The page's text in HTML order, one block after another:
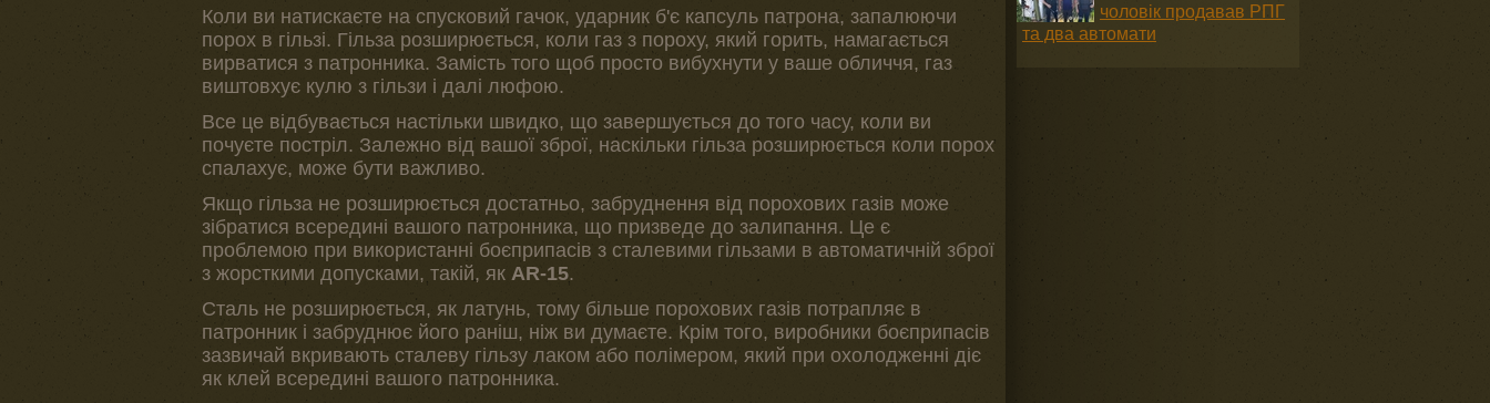
Коли ви натискаєте на спусковий гачок, ударник б'є капсуль патрона, запалюючи
порох в гільзі. Гільза розширюється, коли газ з пороху, який горить, намагається
вирватися з патронника. Замість того щоб просто вибухнути у ваше обличчя, газ
виштовхує кулю з гільзи і далі люфою.
Все це відбувається настільки швидко, що завершується до того часу, коли ви
почуєте постріл. Залежно від вашої зброї, наскільки гільза розширюється коли порох
спалахує, може бути важливо.
Якщо гільза не розширюється достатньо, забруднення від порохових газів може
зібратися всередині вашого патронника, що призведе до залипання. Це є
проблемою при використанні боєприпасів з сталевими гільзами в автоматичній зброї
з жорсткими допусками, такій, як AR-15.
Сталь не розширюється, як латунь, тому більше порохових газів потрапляє в
патронник і забруднює його раніш, ніж ви думаєте. Крім того, виробники боєприпасів
зазвичай вкривають сталеву гільзу лаком або полімером, який при охолодженні діє
як клей всередині вашого патронника.
чоловік продавав РПГ
та два автомати